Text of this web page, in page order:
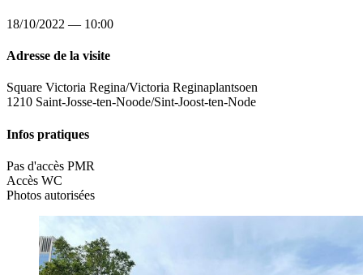
18/10/2022 — 10:00
Adresse de la visite
Square Victoria Regina/Victoria Reginaplantsoen
1210 Saint-Josse-ten-Noode/Sint-Joost-ten-Node
Infos pratiques
Pas d'accès PMR
Accès WC
Photos autorisées